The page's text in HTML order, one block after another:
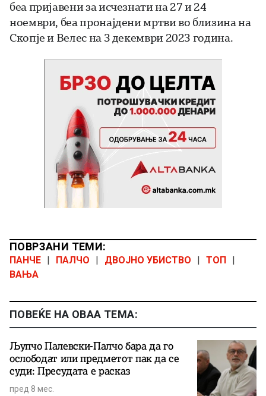
беа пријавени за исчезнати на 27 и 24
ноември, беа пронајдени мртви во близина на
Скопје и Велес на 3 декември 2023 година.
ПОВРЗАНИ ТЕМИ:
ПАНЧЕ | ПАЛЧО | ДВОЈНО УБИСТВО | ТОП |
ВАЊА
ПОВЕЌЕ НА ОВАА ТЕМА:
Љупчо Палевски-Палчо бара да го
ослободат или предметот пак да се
суди: Пресудата е расказ
пред 8 мес.